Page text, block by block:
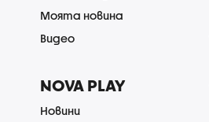
Моята новина
Видео
NOVA PLAY
Новини